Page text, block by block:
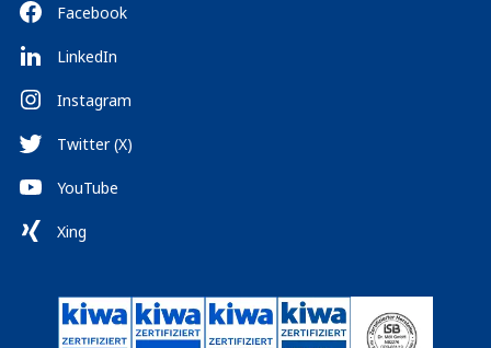
Facebook
LinkedIn
Instagram
Twitter (X)
YouTube
Xing